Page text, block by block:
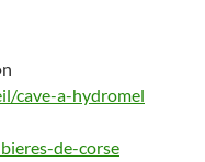
cave-a-hydromel
de-corse